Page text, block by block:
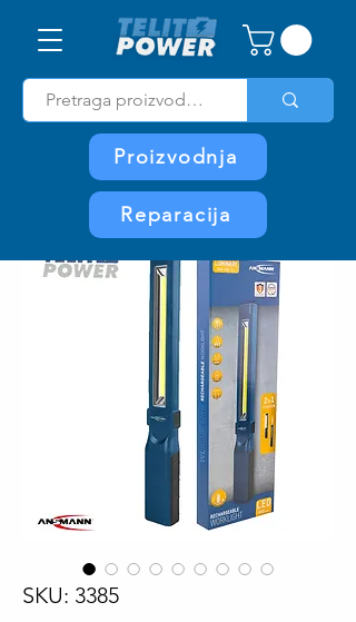
Proizvodnja
Reparacija
SKU: 3385